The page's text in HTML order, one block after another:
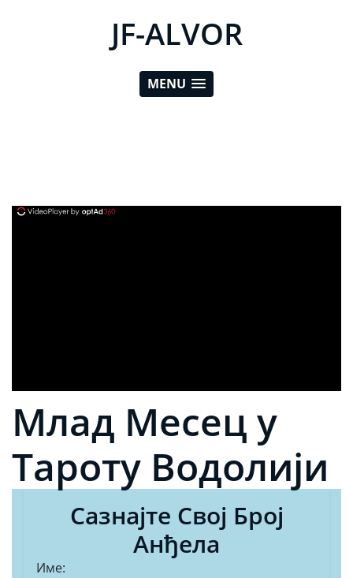
JF-ALVOR
MENU
Млад Месец у
Тароту Водолији
Сазнајте Свој Број
Анђела
Име: